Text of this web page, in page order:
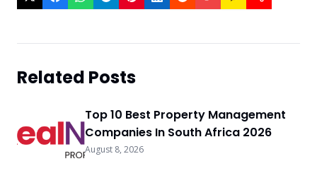
Related Posts
Top 10 Best Property Management
Companies In South Africa 2026
August 8, 2026